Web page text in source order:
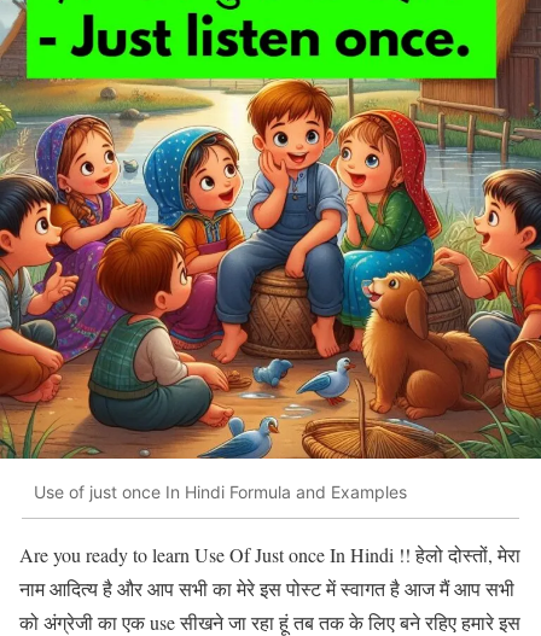
Use of just once In Hindi Formula and Examples
Are you ready to learn Use Of Just once In Hindi !! हेलो दोस्तों, मेरा
नाम आदित्य है और आप सभी का मेरे इस पोस्ट में स्वागत है आज मैं आप सभी
को अंग्रेजी का एक use सीखने जा रहा हूं तब तक के लिए बने रहिए हमारे इस